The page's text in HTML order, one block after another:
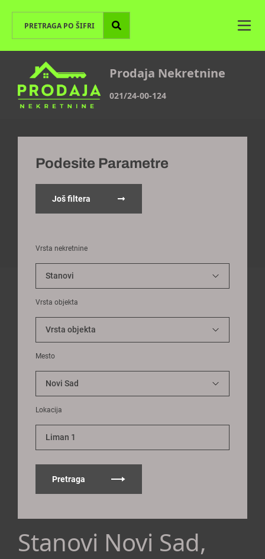
Prodaja Nekretnine
021/24-00-124
Podesite Parametre
Još filtera
Vrsta nekretnine
Vrsta objekta
Mesto
Lokacija
Liman 1
Pretraga
Stanovi Novi Sad,